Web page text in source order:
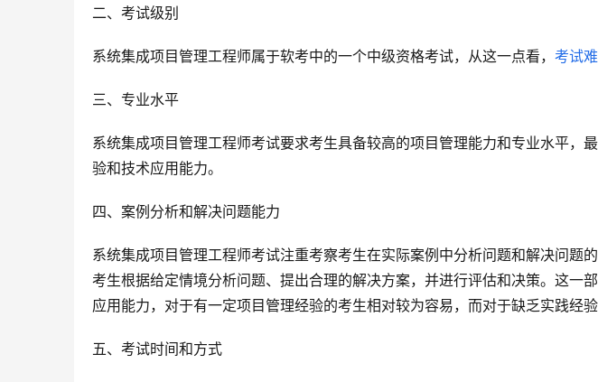
二、考试级别
系统集成项目管理工程师属于软考中的一个中级资格考试，从这一点看， 考试
三、专业水平
系统集成项目管理工程师考试要求考生具备较高的项目管理能力和专业水平，
验和技术应用能力。
四、案例分析和解决问题能力
系统集成项目管理工程师考试注重考察考生在实际案例中分析问题和解决问题
考生根据给定情境分析问题、提出合理的解决方案，并进行评估和决策。这一
应用能力，对于有一定项目管理经验的考生相对较为容易，而对于缺乏实践经验
五、考试时间和方式